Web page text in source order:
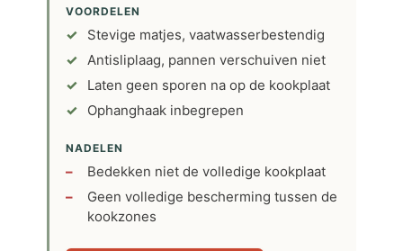
VOORDELEN
Stevige matjes, vaatwasserbestendig
Antisliplaag, pannen verschuiven niet
Laten geen sporen na op de kookplaat
Ophanghaak inbegrepen
NADELEN
Bedekken niet de volledige kookplaat
Geen volledige bescherming tussen de
kookzones